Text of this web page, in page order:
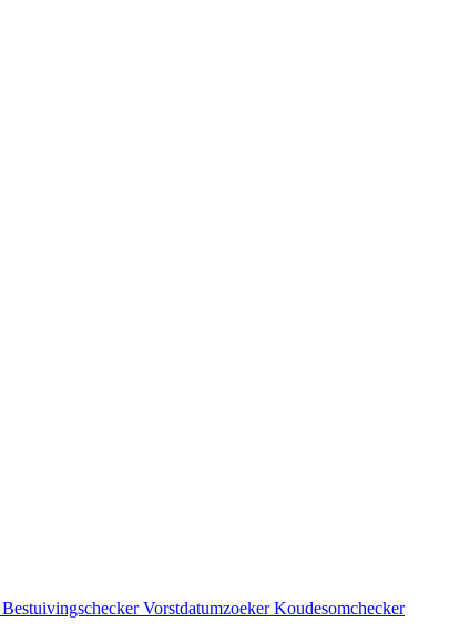
BestuivingscheckerVorstdatumzoekerKoudesomchecker